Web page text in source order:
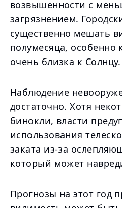
возвышенности с
загрязнением.
существенно мешать
полумесяца, особенно
очень близка к Солнцу.
Наблюдение
достаточно. Хотя
бинокли, власти
использования
заката из-за
который может
Прогнозы на этот год